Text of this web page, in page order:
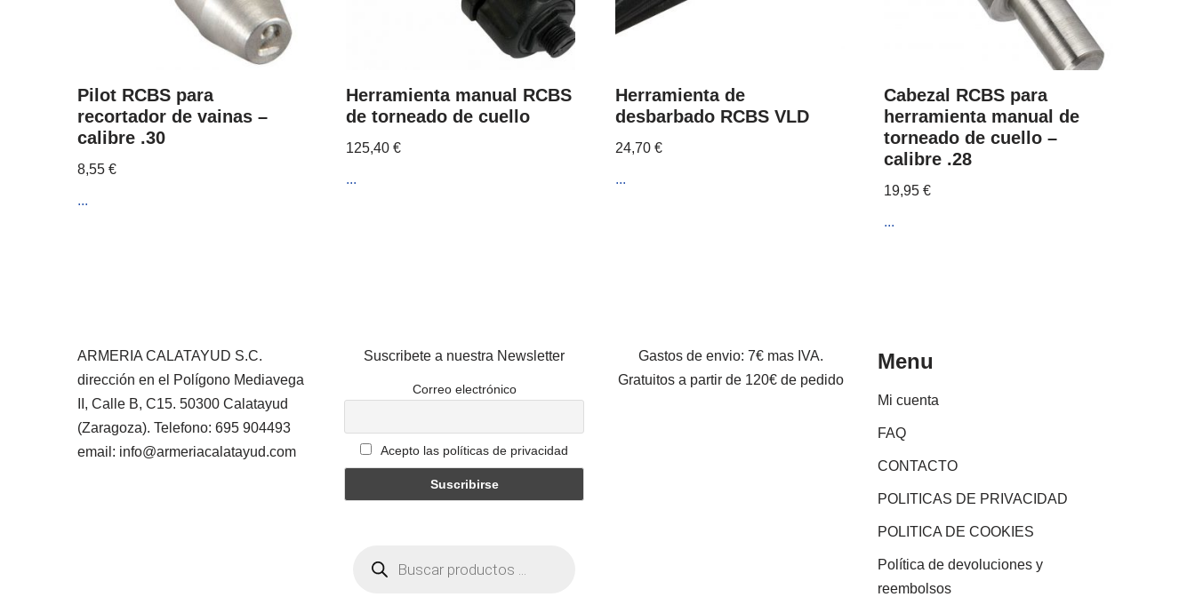
Pilot RCBS para
recortador de vainas –
calibre .30
8,55 €
...
Herramienta manual RCBS
de torneado de cuello
125,40€
...
Herramienta de
desbarbado RCBS VLD
24,70 €
...
Cabezal RCBS para
herramienta manual de
torneado de cuello –
calibre .28
19,95€
...
ARMERIA CALATAYUD S.C.
dirección en el Polígono Mediavega
II, Calle B, C15. 50300 Calatayud
(Zaragoza). Telefono: 695 904493
email: info@armeriacalatayud.com
Suscribete a nuestra Newsletter
Correo electrónico
Acepto las políticas de privacidad
Gastos de envio: 7€ mas IVA.
Gratuitos a partir de 120€ de pedido
Menu
Mi cuenta
FAQ
CONTACTO
POLITICAS DE PRIVACIDAD
POLITICA DE COOKIES
Política de devoluciones y
reembolsos